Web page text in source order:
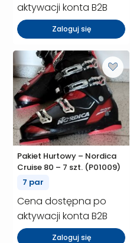
aktywacji konta B2B
Zaloguj się
Pakiet Hurtowy – Nordica
Cruise 80 – 7 szt. (P01009)
7 par
Cena dostępna po
aktywacji konta B2B
Zaloguj się